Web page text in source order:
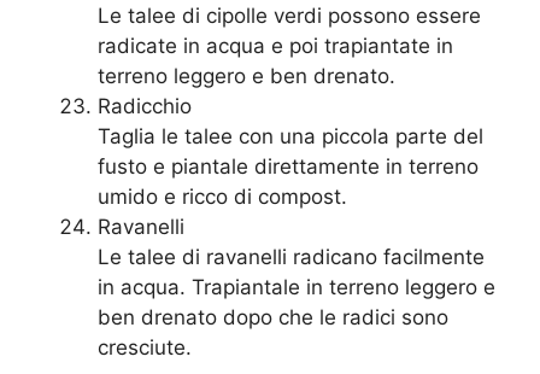
Le talee di cipolle verdi possono essere
radicate in acqua e poi trapiantate in
terreno leggero e ben drenato.
Radicchio
Taglia le talee con una piccola parte del
fusto e piantale direttamente in terreno
umido e ricco di compost.
Ravanelli
Le talee di ravanelli radicano facilmente
in acqua. Trapiantale in terreno leggero e
ben drenato dopo che le radici sono
cresciute.